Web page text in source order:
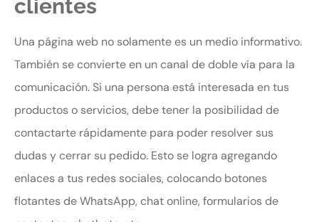
clientes
Una página web no solamente es un medio informativo.
También se convierte en un canal de doble vía para la
comunicación. Si una persona está interesada en tus
productos o servicios, debe tener la posibilidad de
contactarte rápidamente para poder resolver sus
dudas y cerrar su pedido. Esto se logra agregando
enlaces a tus redes sociales, colocando botones
flotantes de WhatsApp, chat online, formularios de